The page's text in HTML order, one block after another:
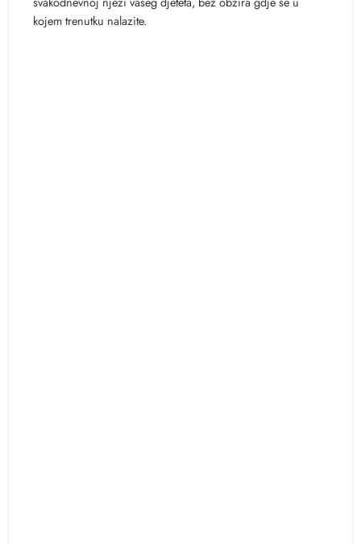
kojem trenutku nalazite.